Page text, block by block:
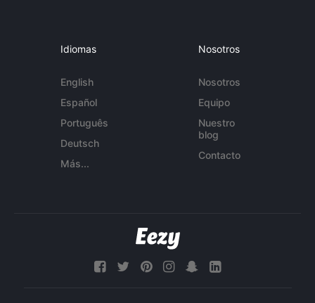
Idiomas
English
Español
Português
Deutsch
Más...
Nosotros
Nosotros
Equipo
Nuestro
blog
Contacto